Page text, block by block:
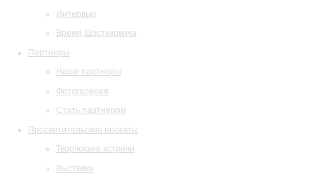
Интервью
Время Шостаковича
Партнеры
Наши партнеры
Фотогалерея
Стать партнером
Просветительские проекты
Творческие встречи
Выставки